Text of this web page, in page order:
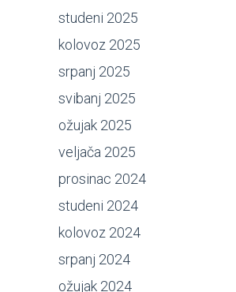
studeni 2025
kolovoz 2025
srpanj 2025
svibanj 2025
ožujak 2025
veljača 2025
prosinac 2024
studeni 2024
kolovoz 2024
srpanj 2024
ožujak 2024